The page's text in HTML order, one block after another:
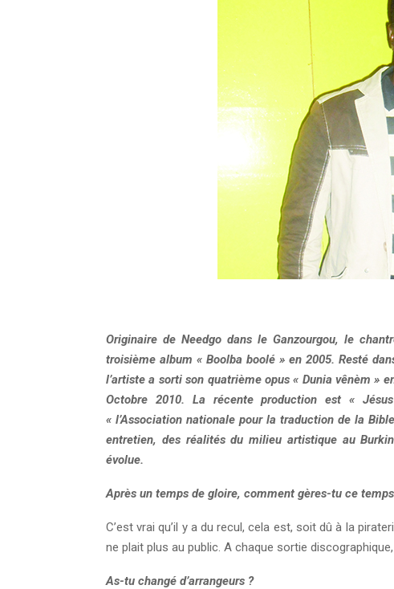
Originaire de Needgo dans le Ganzourgou, le
troisième album « Boolba boolé » en 2005. Resté
l’artiste a sorti son quatrième opus « Dunia vênèm »
Octobre 2010. La récente production est «
« l’Association nationale pour la traduction de la
entretien, des réalités du milieu artistique au
évolue.
Après un temps de gloire, comment gères-tu ce
C’est vrai qu’il y a du recul, cela est, soit dû à la
ne plait plus au public. A chaque sortie
As-tu changé d’arrangeurs ?